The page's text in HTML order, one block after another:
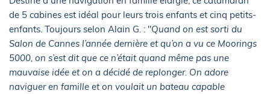
de 5 cabines est idéal pour leurs trois enfants et cinq petits-
enfants. Toujours selon Alain G. : "Quand on est sorti du
Salon de Cannes l’année dernière et qu’on a vu ce Moorings
5000, on s’est dit que ce n’était quand même pas une
mauvaise idée et on a décidé de replonger. On adore
naviguer en famille et on voulait un bateau capable